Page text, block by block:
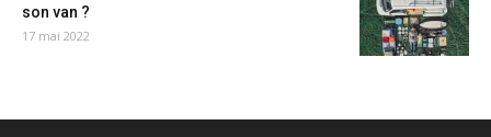
son van ?
17 mai 2022